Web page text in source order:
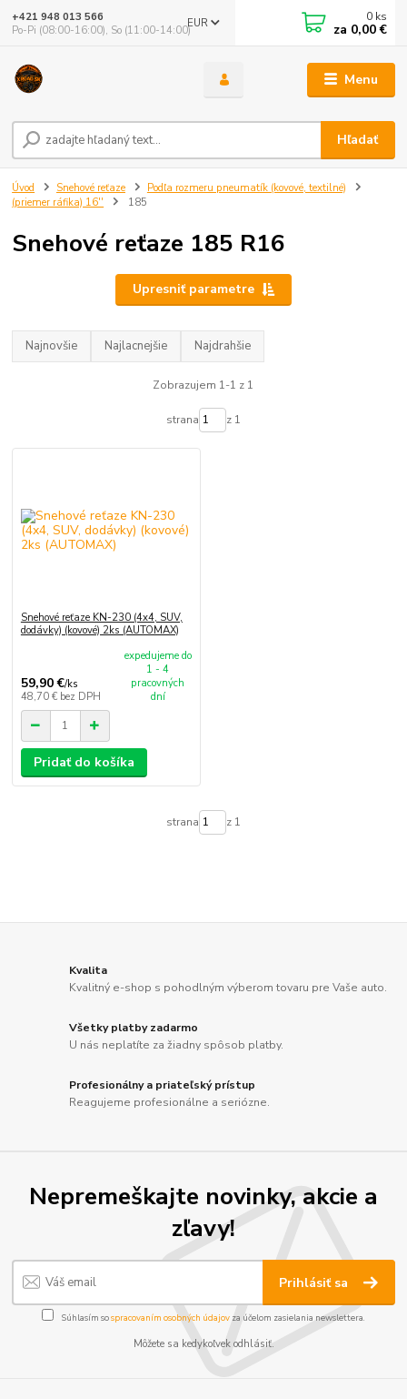
Menu
EUR
Hľadať
+421 948 013 566
Po-Pi (08:00-16:00), So (11:00-14:00)
0 ks
za 0,00 €
Úvod Snehové reťaze
Podľa rozmeru pneumatík (kovové, textilné)
(priemer ráfika) 16''
185
Snehové reťaze 185 R16
Upresniť parametre
Najnovšie Najlacnejšie Najdrahšie
Zobrazujem 1-1 z 1
strana z 1
Snehové reťaze KN-230 (4x4, SUV,
dodávky) (kovové) 2ks (AUTOMAX)
59,90 €/ks
48,70 € bez DPH
expedujeme do
1 - 4
pracovných
dní
Pridať do košíka
strana z 1
Kvalita
Kvalitný e-shop s pohodlným výberom tovaru pre Vaše auto.
Všetky platby zadarmo
U nás neplatíte za žiadny spôsob platby.
Profesionálny a priateľský prístup
Reagujeme profesionálne a seriózne.
Nepremeškajte novinky, akcie a
zľavy!
Prihlásiť sa
Súhlasím sospracovaním osobných údajov za účelom zasielania newslettera.
Môžete sa kedykoľvek odhlásiť.